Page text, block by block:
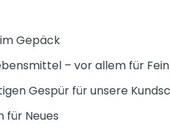
Gepäck
– vor allem für
Gespür für unsere
für Neues